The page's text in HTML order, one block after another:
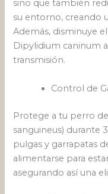
sino que también
su entorno, creando
Además, disminuye
Dipylidium caninum
transmisión.
Control de
Protege a tu perro
sanguineus) durante
pulgas y garrapatas
alimentarse para
asegurando así una